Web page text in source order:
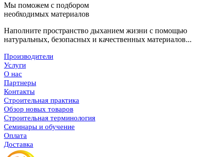
Мы поможем с подбором
необходимых материалов
Наполните пространство дыханием жизни с помощью
натуральных, безопасных и качественных материалов...
Производители
Услуги
О нас
Партнеры
Контакты
Строительная практика
Обзор новых товаров
Строительная терминология
Семинары и обучение
Оплата
Доставка